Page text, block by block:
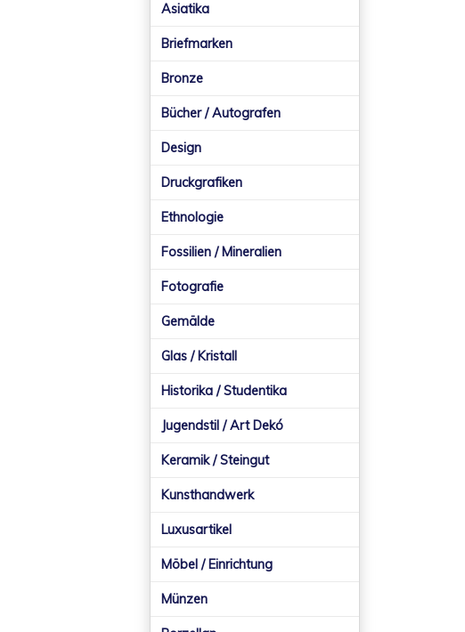
Asiatika
Briefmarken
Bronze
Bücher / Autografen
Design
Druckgrafiken
Ethnologie
Fossilien / Mineralien
Fotografie
Gemälde
Glas / Kristall
Historika / Studentika
Jugendstil / Art Dekó
Keramik / Steingut
Kunsthandwerk
Luxusartikel
Möbel / Einrichtung
Münzen